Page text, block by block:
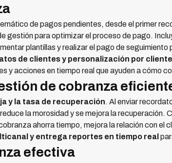
de pagos pendientes, desde el primer
gestión para optimizar el proceso de pago.
plantillas y realizar el pago de seguimiento
de clientes y personalización por
y acciones en tiempo real que ayuden a cómo
de cobranza
y la tasa de recuperación. Al enviar
la morosidad y se mejora la recuperación.
ahorra tiempo, mejora la relación con el
y entrega reportes en tiempo real
efectiva